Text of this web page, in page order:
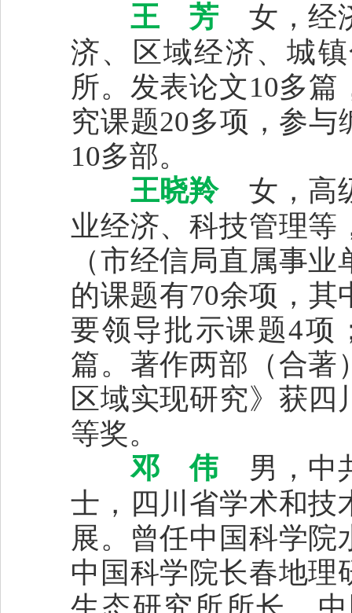
王 芳 女，经
济、区域经济、城
所。发表论文10多
究课题20多项，参
10多部。
王晓羚 女，高
业经济、科技管理等
（市经信局直属事
的课题有70余项，
要领导批示课题4项
篇。著作两部（合著
区域实现研究》获
等奖。
邓 伟 男，中
士，四川省学术和技
展。曾任中国科学
中国科学院长春地理